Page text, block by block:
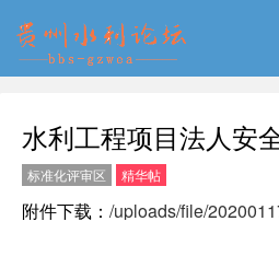
水利工程项目法人安
标准化评审区 精华帖
附件下载： /uploads/file/